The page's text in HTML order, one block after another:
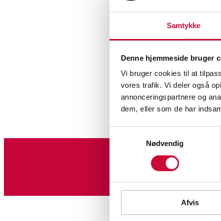
Samtykke
Denne hjemmeside bruger
Vi bruger cookies til at
vores trafik. Vi deler også
annonceringspartnere og
dem, eller som de har
Nødvendig
Afvis
Tilmeld dig vores